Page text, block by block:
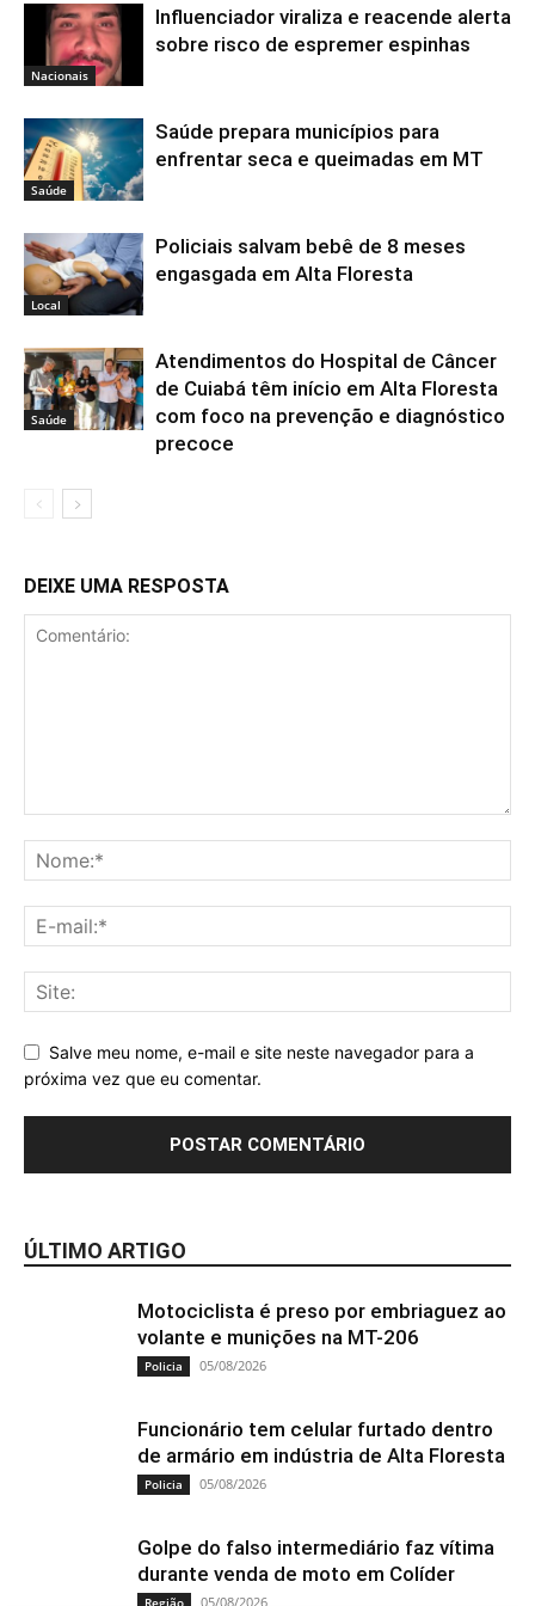
Nacionais
Influenciador viraliza e reacende alerta
sobre risco de espremer espinhas
Saúde
Saúde prepara municípios para
enfrentar seca e queimadas em MT
Local
Policiais salvam bebê de 8 meses
engasgada em Alta Floresta
Saúde
Atendimentos do Hospital de Câncer
de Cuiabá têm início em Alta Floresta
com foco na prevenção e diagnóstico
precoce
DEIXE UMA RESPOSTA
Salve meu nome, e-mail e site neste navegador para a
próxima vez que eu comentar.
ÚLTIMO ARTIGO
Motociclista é preso por embriaguez ao
volante e munições na MT-206
Policia 05/08/2026
Funcionário tem celular furtado dentro
de armário em indústria de Alta Floresta
Policia 05/08/2026
Golpe do falso intermediário faz vítima
durante venda de moto em Colíder
05/08/2026